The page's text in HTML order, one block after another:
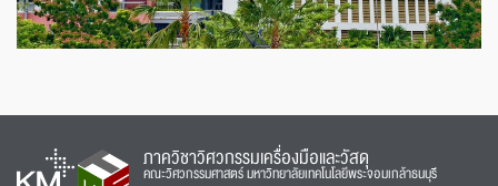
ภาควิชาวิศวกรรมเครื่องมือและวัสดุ
คณะวิศวกรรมศาสตร์ มหาวิทยาลัยเทคโนโลยีพระจอมเกล้าธนบุรี